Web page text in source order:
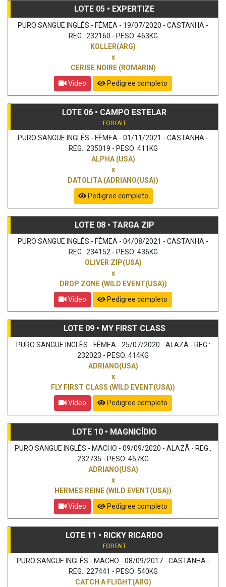
LOTE 05 • EXPERTIZE
PURO SANGUE INGLÊS - FÊMEA - 19/07/2020 - CASTANHA -
REG.: 232160 - PESO: 463KG
KOLLER(ARG)
x
CERISE NOIRE (ROMARIN)
Vídeo
Pedigree completo
LOTE 06 • CAMPO ESTELAR
FORFAIT
PURO SANGUE INGLÊS - FÊMEA - 01/11/2021 - CASTANHA -
REG.: 235019 - PESO: 411KG
ALPHA (USA)
x
DATOLITA (ADRIANO(USA))
Pedigree completo
LOTE 08 • TARGA ZIP
PURO SANGUE INGLÊS - FÊMEA - 04/08/2021 - CASTANHA -
REG.: 234152 - PESO: 436KG
OLIVER ZIP(USA)
x
DROP ZONE (WILD EVENT(USA))
Vídeo
Pedigree completo
LOTE 09 • MY FIRST CLASS
PURO SANGUE INGLÊS - FÊMEA - 25/07/2020 - ALAZÃ - REG.:
232023 - PESO: 414KG
ADRIANO(USA)
x
FLY FIRST CLASS (WILD EVENT(USA))
Vídeo
Pedigree completo
LOTE 10 • MAGNICÍDIO
PURO SANGUE INGLÊS - MACHO - 09/09/2020 - ALAZÃ - REG.:
232735 - PESO: 457KG
ADRIANO(USA)
x
HERMES REINE (WILD EVENT(USA))
Vídeo
Pedigree completo
LOTE 11 • RICKY RICARDO
FORFAIT
PURO SANGUE INGLÊS - MACHO - 08/09/2017 - CASTANHA -
REG.: 227441 - PESO: 540KG
CATCH A FLIGHT(ARG)